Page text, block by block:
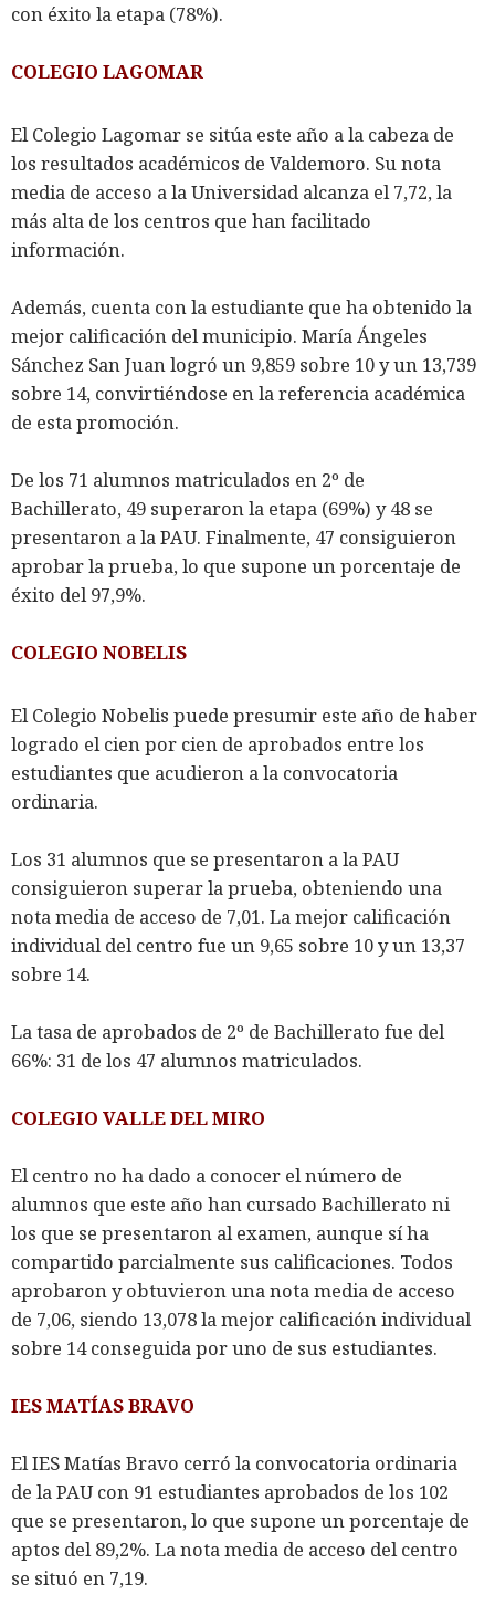
con éxito la etapa (78%).
COLEGIO LAGOMAR
El Colegio Lagomar se sitúa este año a la cabeza de
los resultados académicos de Valdemoro. Su nota
media de acceso a la Universidad alcanza el 7,72, la
más alta de los centros que han facilitado
información.
Además, cuenta con la estudiante que ha obtenido la
mejor calificación del municipio. María Ángeles
Sánchez San Juan logró un 9,859 sobre 10 y un 13,739
sobre 14, convirtiéndose en la referencia académica
de esta promoción.
De los 71 alumnos matriculados en 2º de
Bachillerato, 49 superaron la etapa (69%) y 48 se
presentaron a la PAU. Finalmente, 47 consiguieron
aprobar la prueba, lo que supone un porcentaje de
éxito del 97,9%.
COLEGIO NOBELIS
El Colegio Nobelis puede presumir este año de haber
logrado el cien por cien de aprobados entre los
estudiantes que acudieron a la convocatoria
ordinaria.
Los 31 alumnos que se presentaron a la PAU
consiguieron superar la prueba, obteniendo una
nota media de acceso de 7,01. La mejor calificación
individual del centro fue un 9,65 sobre 10 y un 13,37
sobre 14.
La tasa de aprobados de 2º de Bachillerato fue del
66%: 31 de los 47 alumnos matriculados.
COLEGIO VALLE DEL MIRO
El centro no ha dado a conocer el número de
alumnos que este año han cursado Bachillerato ni
los que se presentaron al examen, aunque sí ha
compartido parcialmente sus calificaciones. Todos
aprobaron y obtuvieron una nota media de acceso
de 7,06, siendo 13,078 la mejor calificación individual
sobre 14 conseguida por uno de sus estudiantes.
IES MATÍAS BRAVO
El IES Matías Bravo cerró la convocatoria ordinaria
de la PAU con 91 estudiantes aprobados de los 102
que se presentaron, lo que supone un porcentaje de
aptos del 89,2%. La nota media de acceso del centro
se situó en 7,19.